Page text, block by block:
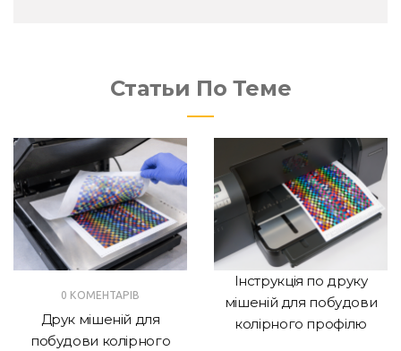
Статьи По Теме
0 КОМЕНТАРІВ
Друк мішеній для
побудови колірного
Інструкція по друку
мішеній для побудови
колірного профілю